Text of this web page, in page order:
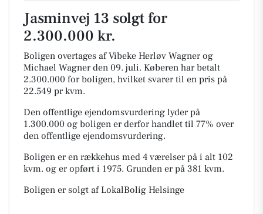
Jasminvej 13 solgt for
2.300.000 kr.
Boligen overtages af Vibeke Herløv Wagner og
Michael Wagner den 09. juli. Køberen har betalt
2.300.000 for boligen, hvilket svarer til en pris på
22.549 pr kvm.
Den offentlige ejendomsvurdering lyder på
1.300.000 og boligen er derfor handlet til 77% over
den offentlige ejendomsvurdering.
Boligen er en rækkehus med 4 værelser på i alt 102
kvm. og er opført i 1975. Grunden er på 381 kvm.
Boligen er solgt af LokalBolig Helsinge